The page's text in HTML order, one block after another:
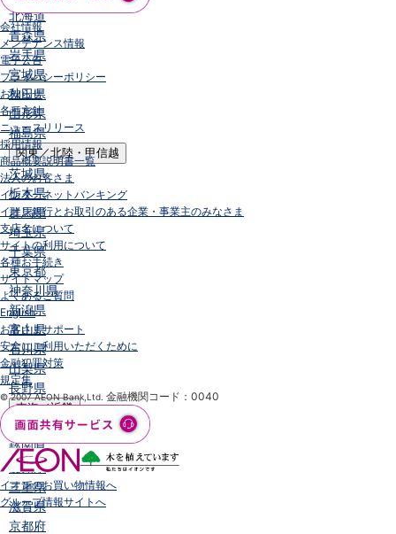
北海道
青森県
岩手県
宮城県
秋田県
山形県
福島県
関東／北陸・甲信越
茨城県
栃木県
群馬県
埼玉県
千葉県
東京都
神奈川県
新潟県
富山県
石川県
山梨県
長野県
東海／近畿
岐阜県
静岡県
愛知県
三重県
滋賀県
京都府
会社情報
メンテナンス情報
電子公告
プライバシーポリシー
お知らせ
各種方針
ニュースリリース
採用情報
商品概要説明書一覧
法人のお客さま
インターネットバンキング
イオン銀行とお取引のある企業・事業主のみなさま
支店名について
サイトの利用について
各種お手続き
サイトマップ
よくあるご質問
English
お客さまサポート
安全にご利用いただくために
金融犯罪対策
規定集
© 2007 AEON Bank,Ltd. 金融機関コード：0040
イオンのお買い物情報へ
グループ情報サイトへ